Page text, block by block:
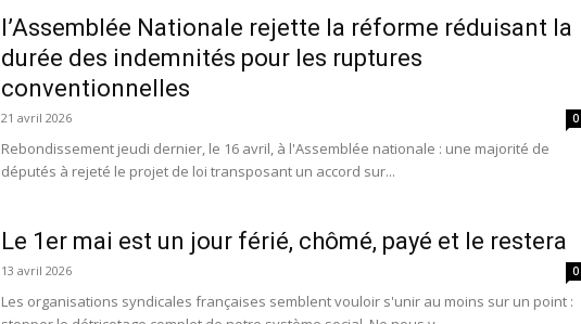
l’Assemblée Nationale rejette la réforme réduisant la
durée des indemnités pour les ruptures
conventionnelles
21 avril 2026 0
Rebondissement jeudi dernier, le 16 avril, à l'Assemblée nationale : une majorité de
députés à rejeté le projet de loi transposant un accord sur...
Le 1er mai est un jour férié, chômé, payé et le restera
13 avril 2026 0
Les organisations syndicales françaises semblent vouloir s'unir au moins sur un point :